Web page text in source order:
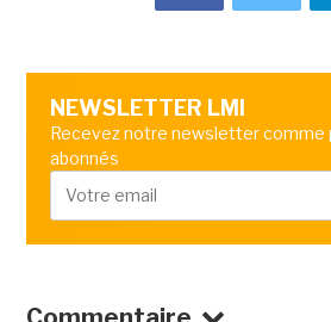
NEWSLETTER LMI
Recevez notre newsletter comme
abonnés